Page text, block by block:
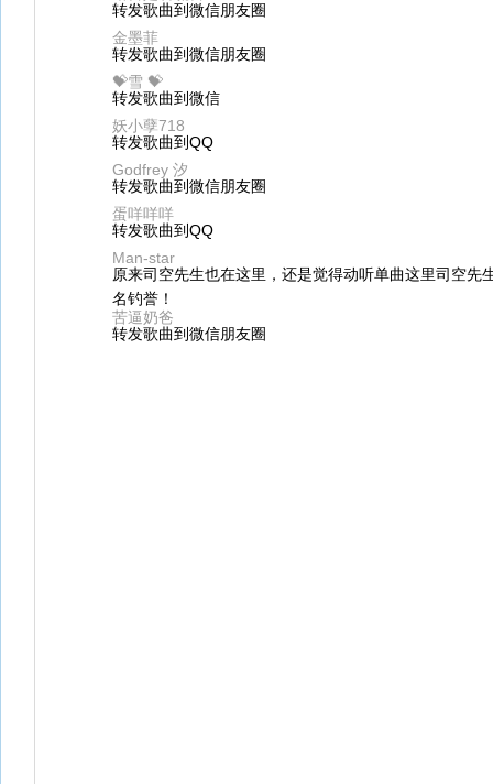
转发歌曲到微信朋友圈
金墨菲
转发歌曲到微信朋友圈
💝雪 💝
转发歌曲到微信
妖小孽718
转发歌曲到QQ
Godfrey 汐
转发歌曲到微信朋友圈
蛋咩咩咩
转发歌曲到QQ
Man-star
原来司空先生也在这里，还是觉得动听单曲这里司空先
名钓誉！
苦逼奶爸
转发歌曲到微信朋友圈